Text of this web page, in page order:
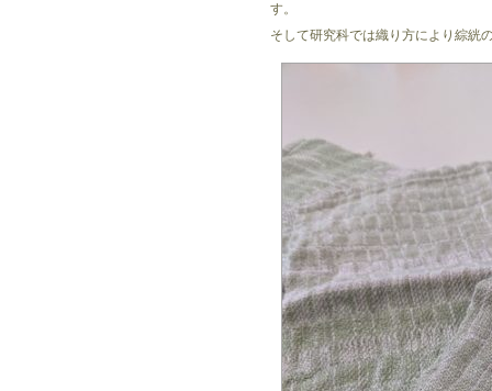
す。
そして研究科では織り方により綜絖